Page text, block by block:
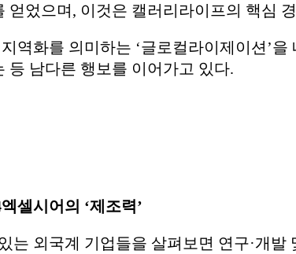
얻었으며, 이것은 캘러리라이프의 핵심
역화를 의미하는 ‘글로컬라이제이션’
등 남다른 행보를 이어가고 있다.
셀시어의 ‘제조력’
는 외국계 기업들을 살펴보면 연구·개